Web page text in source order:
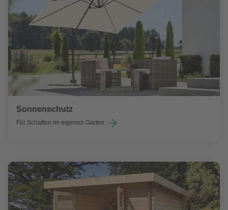
Sonnenschutz
Für Schatten im eigenen Garten